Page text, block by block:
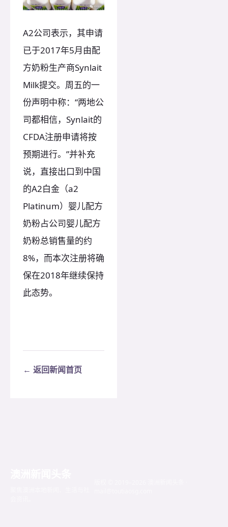
A2公司表示，其申请
已于2017年5月由配
方奶粉生产商Synlait
Milk提交。周五的一
份声明中称：“两地公
司都相信，Synlait的
CFDA注册申请将按
预期进行。”并补充
说，直接出口到中国
的A2白金（a2
Platinum）婴儿配方
奶粉占公司婴儿配方
奶粉总销售量的约
8%，而本次注册将确
保在2018年继续保持
此态势。
← 返回新闻首页